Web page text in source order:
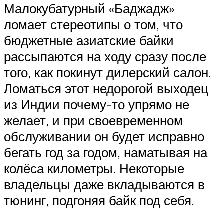
Малокубатурный «Баджадж»
ломает стереотипы о том, что
бюджетные азиатские байки
рассыпаются на ходу сразу после
того, как покинут дилерский салон.
Ломаться этот недорогой выходец
из Индии почему-то упрямо не
желает, и при своевременном
обслуживании он будет исправно
бегать год за годом, наматывая на
колёса километры. Некоторые
владельцы даже вкладываются в
тюнинг, подгоняя байк под себя.